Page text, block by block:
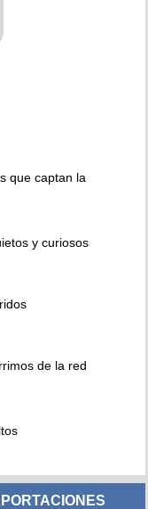
que captan la
y curiosos
de la red